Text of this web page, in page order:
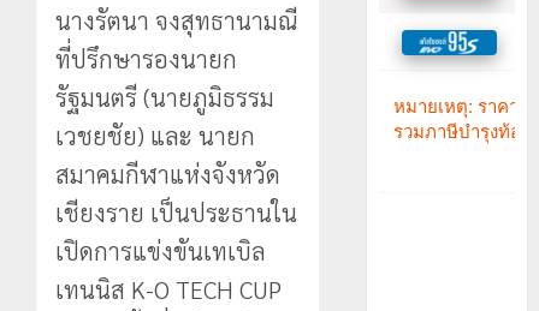
นางรัตนา จงสุทธานามณี
ที่ปรึกษารองนายก
รัฐมนตรี (นายภูมิธรรม
เวชยชัย) และ นายก
สมาคมกีฬาแห่งจังหวัด
เชียงราย เป็นประธานใน
เปิดการแข่งขันเทเบิล
เทนนิส K-O TECH CUP